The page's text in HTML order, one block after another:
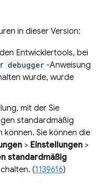
in dieser Version:
Entwicklertools, bei
debugger -Anweisung
wurde, wurde
mit der Sie
standardmäßig
können. Sie können die
> Einstellungen >
standardmäßig
(1139616)